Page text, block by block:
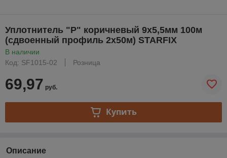
Уплотнитель "P" коричневый 9х5,5мм 100м
(сдвоенный профиль 2х50м) STARFIX
В наличии
Код: SF1015-02
Розница
69,97 руб.
Купить
Описание